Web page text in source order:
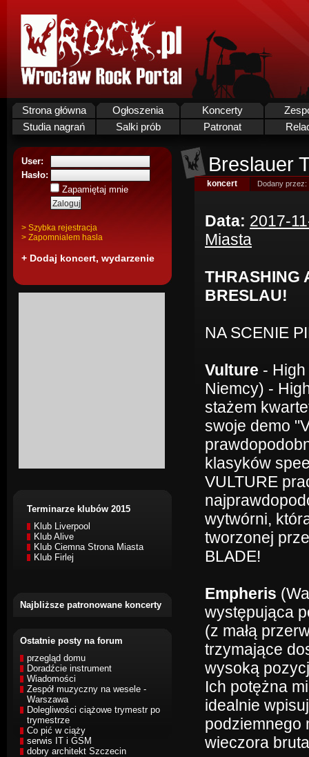
Strona główna Ogłoszenia Koncerty
Studia nagrań
Salki prób Patronat
User:
Hasło:
Zapamiętaj mnie
> Szybka rejestracja
> Zapomnialem hasla
+ Dodaj koncert, wydarzenie
Terminarze klubów 2015
Klub Liverpool
Klub Alive
Klub Ciemna Strona Miasta
Klub Firlej
Najbliższe patronowane koncerty
Ostatnie posty na forum
przegląd domu
Doradźcie instrument
Wiadomości
Zespół muzyczny na wesele -
Warszawa
Dolegliwości ciążowe trymestr po
trymestrze
Co pić w ciąży
serwis IT i GSM
dobry architekt Szczecin
Breslauer
koncert Dodany przez:
Data: 2017-
Miasta
THRASHING
BRESLAU!
NA SCENIE
Vulture -
Niemcy) -
stażem
swoje demo
klasyków
VULTURE
wytwórni,
tworzonej
BLADE!
Empheris
występująca
(z małą
trzymające
wysoką
Ich potężna
idealnie
podziemnego
wieczora